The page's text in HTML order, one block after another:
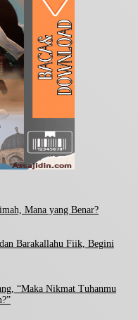
Mana yang Benar?
Barakallahu Fiik, Begini
“Maka Nikmat Tuhanmu